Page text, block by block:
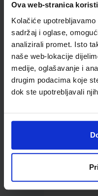
Ova web-stranica
Kolačiće
sadržaj i oglase,
analizirali promet. Isto
naše web-lokacije
medije, oglašavanje i
drugim podacima koje
dok ste upotrebljavali
Omot